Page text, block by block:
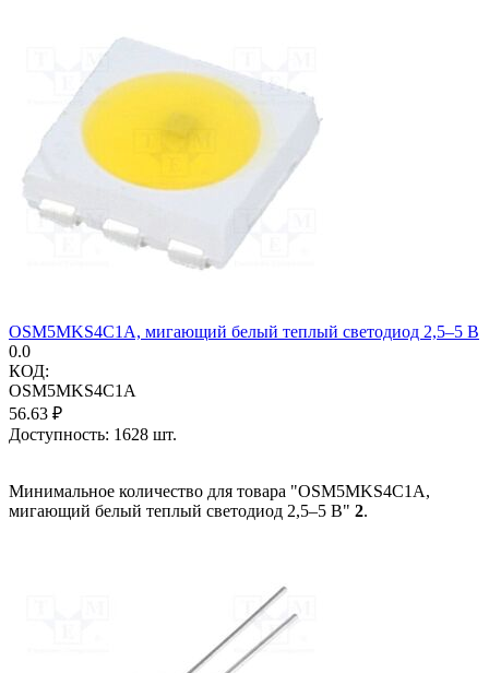
OSM5MKS4C1A, мигающий белый теплый светодиод 2,5–5 В
0.0
КОД:
OSM5MKS4C1A
56.63 ₽
Доступность: 1628 шт.
Минимальное количество для товара "OSM5MKS4C1A,
мигающий белый теплый светодиод 2,5–5 В" 2.